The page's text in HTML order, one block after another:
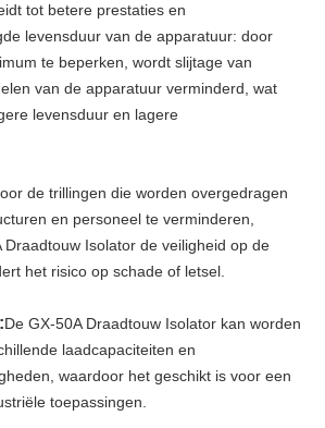
tot betere prestaties en
levensduur van de apparatuur: door
te beperken, wordt slijtage van
van de apparatuur verminderd, wat
levensduur en lagere
de trillingen die worden overgedragen
en personeel te verminderen,
Draadtouw Isolator de veiligheid op de
het risico op schade of letsel.
De GX-50A Draadtouw Isolator kan worden
laadcapaciteiten en
waardoor het geschikt is voor een
toepassingen.